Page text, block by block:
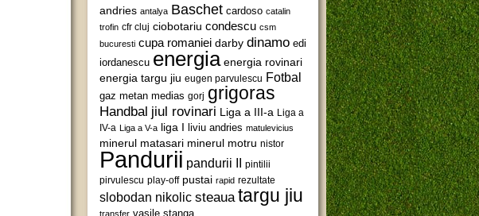
andries antalya Baschet cardoso catalin
trofin cfr cluj ciobotariu condescu csm
bucuresti cupa romaniei darby dinamo edi
iordanescu energia energia rovinari
energia targu jiu eugen parvulescu Fotbal
gaz metan medias gorj grigoras
Handbal jiul rovinari Liga a III-a Liga a
IV-a Liga a V-a liga I liviu andries matulevicius
minerul matasari minerul motru nistor
Pandurii pandurii II pintilii
pirvulescu play-off pustai rapid rezultate
slobodan nikolic steaua targu jiu
transfer vasile stanga